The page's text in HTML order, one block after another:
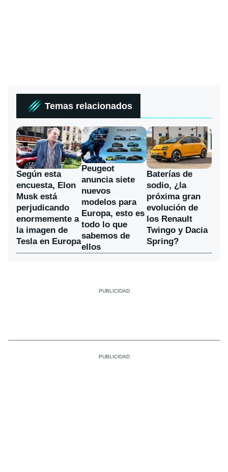
Temas relacionados
Según esta
encuesta, Elon
Musk está
perjudicando
enormemente a
la imagen de
Tesla en Europa
Peugeot
anuncia siete
nuevos
modelos para
Europa, esto es
todo lo que
sabemos de
ellos
Baterías de
sodio, ¿la
próxima gran
evolución de
los Renault
Twingo y Dacia
Spring?